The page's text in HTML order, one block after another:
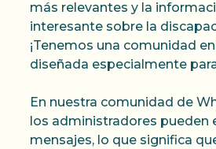
más relevantes y la
interesante sobre la
¡Tenemos una comunidad
diseñada especialmente
En nuestra comunidad de
los administradores pueden
mensajes, lo que significa